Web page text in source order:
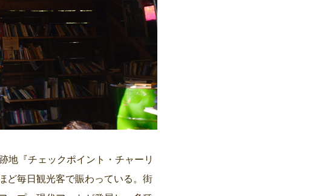
地『チェックポイント・チャーリ
ど毎日観光客で賑わっている。街